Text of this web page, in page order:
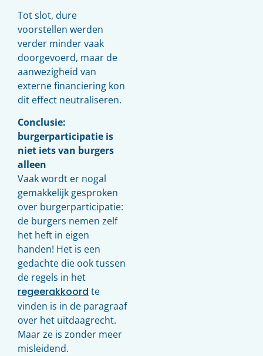
Tot slot, dure
voorstellen werden
verder minder vaak
doorgevoerd, maar de
aanwezigheid van
externe financiering kon
dit effect neutraliseren.
Conclusie:
burgerparticipatie is
niet iets van burgers
alleen
Vaak wordt er nogal
gemakkelijk gesproken
over burgerparticipatie:
de burgers nemen zelf
het heft in eigen
handen! Het is een
gedachte die ook tussen
de regels in het
regeerakkoord te
vinden is in de paragraaf
over het uitdaagrecht.
Maar ze is zonder meer
misleidend.